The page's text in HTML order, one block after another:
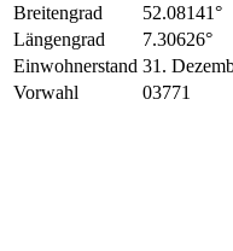
Breitengrad
52.08141°
Längengrad
7.30626°
Einwohnerstand 31.
Vorwahl
03771